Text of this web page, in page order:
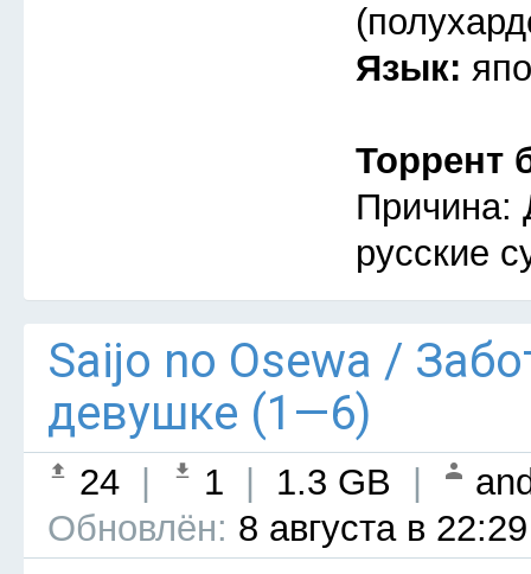
Язык:
Торрент
Причина:
русские
Saijo no Osewa /
девушке (1—6)
24 1 1.3 GB
Обновлён: 8 августа в 22:29